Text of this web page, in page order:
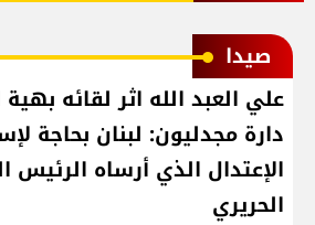
صيدا
علي العبد الله اثر لقائه
دارة مجدليون: لبنان بحاجة
الإعتدال الذي أرساه
الحريري